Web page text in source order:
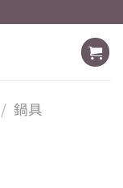
/ 鍋具